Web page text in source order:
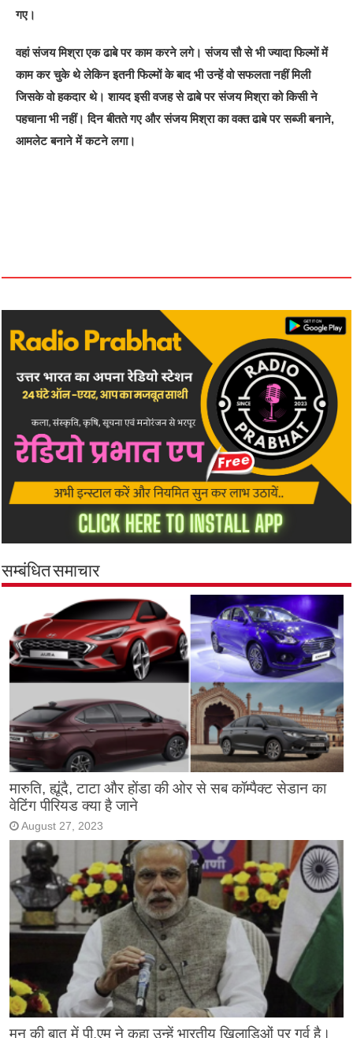
गए।
वहां संजय मिश्रा एक ढाबे पर काम करने लगे। संजय सौ से भी ज्यादा फिल्मों में
काम कर चुके थे लेकिन इतनी फिल्मों के बाद भी उन्हें वो सफलता नहीं मिली
जिसके वो हकदार थे। शायद इसी वजह से ढाबे पर संजय मिश्रा को किसी ने
पहचाना भी नहीं। दिन बीतते गए और संजय मिश्रा का वक्त ढाबे पर सब्जी बनाने,
आमलेट बनाने में कटने लगा।
सम्बंधित समाचार
मारुति, ह्यूंदै, टाटा और होंडा की ओर से सब कॉम्पैक्ट सेडान का
वेटिंग पीरियड क्या है जाने
August 27, 2023
मन की बात में पी.एम ने कहा उन्हें भारतीय खिलाड़िओं पर गर्व है।